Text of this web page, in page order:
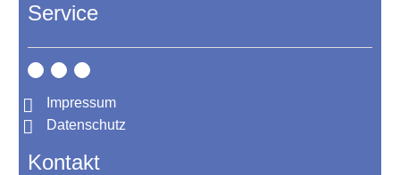
Service
Impressum
Datenschutz
Kontakt